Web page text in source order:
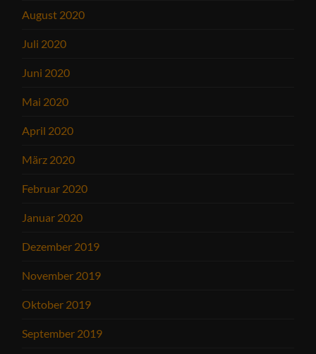
August 2020
Juli 2020
Juni 2020
Mai 2020
April 2020
März 2020
Februar 2020
Januar 2020
Dezember 2019
November 2019
Oktober 2019
September 2019